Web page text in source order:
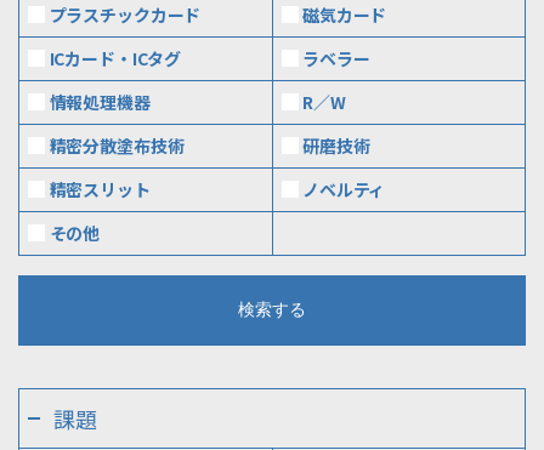
プラスチックカード
磁気カード
ICカード・ICタグ
ラベラー
情報処理機器
R／W
精密分散塗布技術
研磨技術
精密スリット
ノベルティ
その他
課題